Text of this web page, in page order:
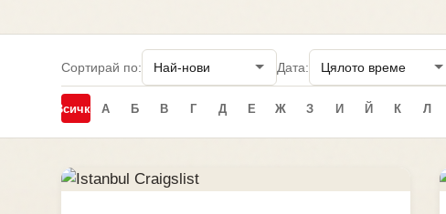
Сортирай по: Дата:
Всички А Б В Г Д Е Ж З И Й К Л